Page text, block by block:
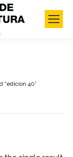
“edicion 40”